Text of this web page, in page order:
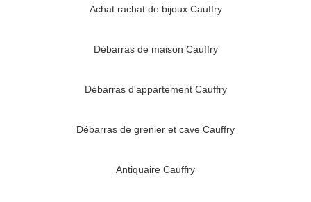
Achat rachat de bijoux Cauffry
Débarras de maison Cauffry
Débarras d'appartement Cauffry
Débarras de grenier et cave Cauffry
Antiquaire Cauffry